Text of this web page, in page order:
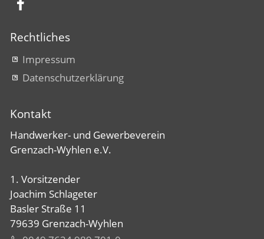
Rechtliches
Impressum
Datenschutzerklärung
Kontakt
Handwerker- und Gewerbeverein
Grenzach-Wyhlen e.V.
1. Vorsitzender
Joachim Schlageter
Basler Straße 11
79639 Grenzach-Wyhlen